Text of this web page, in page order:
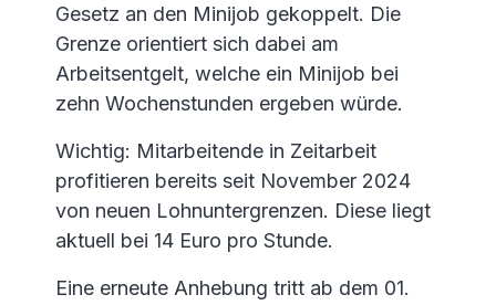
Gesetz an den Minijob gekoppelt. Die
Grenze orientiert sich dabei am
Arbeitsentgelt, welche ein Minijob bei
zehn Wochenstunden ergeben würde.
Wichtig: Mitarbeitende in Zeitarbeit
profitieren bereits seit November 2024
von neuen Lohnuntergrenzen. Diese liegt
aktuell bei 14 Euro pro Stunde.
Eine erneute Anhebung tritt ab dem 01.